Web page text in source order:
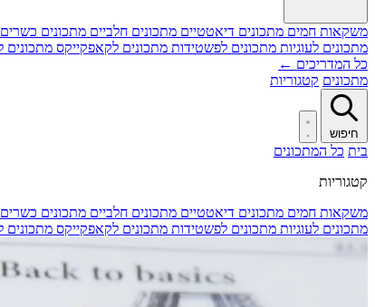
משקאות חמים מתכונים דיאטטיים מתכונים חלביים מתכונים
מתכונים לעוגיות מתכונים לפשטידות מתכונים לקאפקייקס מתכונים
כל המדריכים ←
מתכונים קטגוריות
חיפוש
בית כל המתכונים
קטגוריות
משקאות חמים מתכונים דיאטטיים מתכונים חלביים מתכונים
מתכונים לעוגיות מתכונים לפשטידות מתכונים לקאפקייקס מתכונים